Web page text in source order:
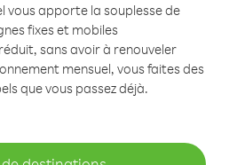
vous apporte la souplesse de
fixes et mobiles
sans avoir à renouveler
mensuel, vous faites des
que vous passez déjà.